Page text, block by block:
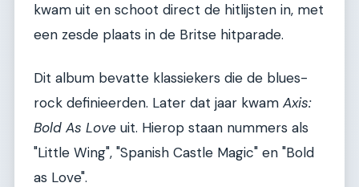
kwam uit en schoot direct de hitlijsten in, met
een zesde plaats in de Britse hitparade.
Dit album bevatte klassiekers die de blues-
rock definieerden. Later dat jaar kwam Axis:
Bold As Love uit. Hierop staan nummers als
"Little Wing", "Spanish Castle Magic" en "Bold
as Love".